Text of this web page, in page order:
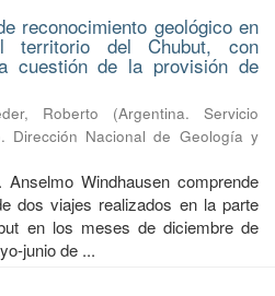
reconocimiento geológico en
territorio del Chubut, con
cuestión de la provisión de
Roberto (Argentina. Servicio
Dirección Nacional de Geología y
Windhausen comprende
dos viajes realizados en la parte
en los meses de diciembre de
junio de ...